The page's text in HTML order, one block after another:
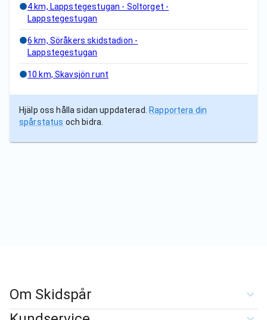
4 km, Lappstegestugan - Soltorget -
Lappstegestugan
6 km, Söråkers skidstadion -
Lappstegestugan
10 km, Skavsjön runt
Hjälp oss hålla sidan uppdaterad.
Rapportera din
spårstatus och bidra.
Om Skidspår